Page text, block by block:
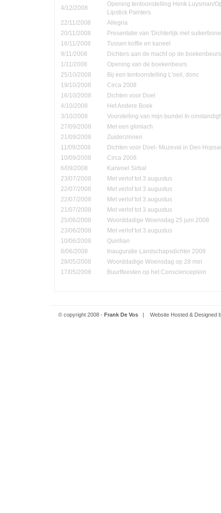
4/12/2008
Opening tentoonstelling Henk Luysman/
Lipstick Painters
22/11/2008
Allegria
20/11/2008
Presentatie van 'Dichterlijk met
16/11/2008
Tussen koffie en kaneel
9/11/2008
Dichters aan de macht op de boekenbeurs
1/11/2008
Opening van de boekenbeurs
25/10/2008
Bij een tentoonstelling L'oeil, donc
19/10/2008
Circa 2008
16/10/2008
Dichten voor Doel
4/10/2008
Het Andere Boek
3/10/2008
Voorstelling van mijn bundel In
27/09/2008
Met een glimlach
21/09/2008
Zuiderzinnen
11/09/2008
Dichten voor Doel- Muzeval in Den
10/09/2008
Circa 2008
6/09/2008
Karwoel Sirbal
23/07/2008
Met verlof tot 3 augustus
22/07/2008
Met verlof tot 3 augustus
22/07/2008
Met verlof tot 3 augustus
21/07/2008
Met verlof tot 3 augustus
25/06/2008
Woorddadige Woensdag 25 juni 2008
23/06/2008
Met verlof tot 3 augustus
10/06/2008
Quirilian
8/06/2008
Inauguratie Landschapsdichter 2008
28/05/2008
Woorddadige Woensdag op 28 mei
17/05/2008
Buurtfeesten op het Conscienceplein
© copyright 2008 - Frank De Vos| Website Hosted & Designed